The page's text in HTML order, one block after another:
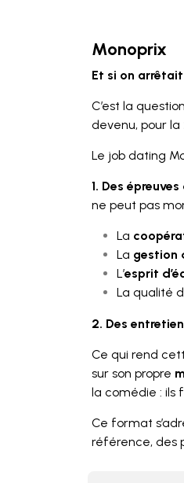
Monoprix
Et si on
C’est la
devenu, pour la
Le job dating
1. Des
ne peut pas
La
La gestion
L’esprit
La qualité
2. Des
Ce qui rend
sur son propre
la comédie : ils
Ce format
référence, des